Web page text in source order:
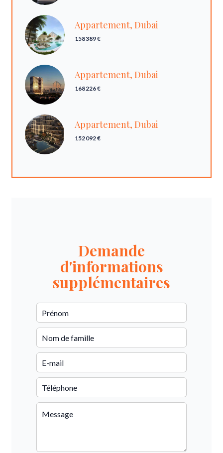
Appartement, Dubai
158 389 €
Appartement, Dubai
168 226 €
Appartement, Dubai
152 092 €
Demande
d'informations
supplémentaires